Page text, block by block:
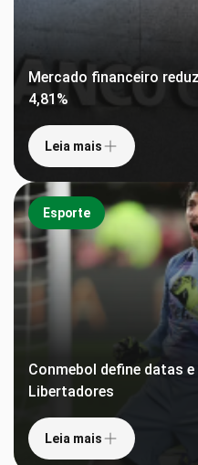
Mercado financeiro
4,81%
Leia mais
Esporte
Conmebol define datas
Libertadores
Leia mais